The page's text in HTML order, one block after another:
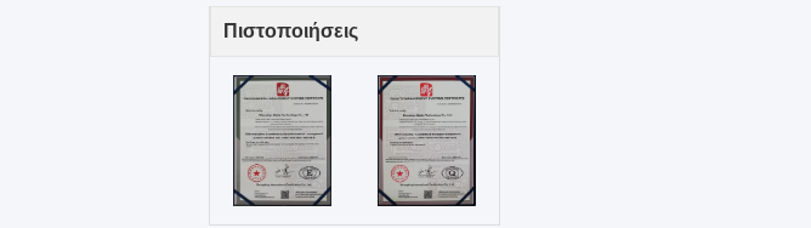
Πιστοποιήσεις